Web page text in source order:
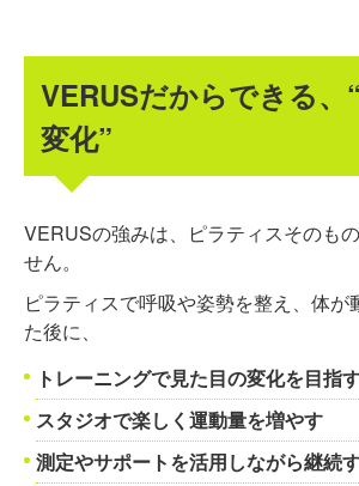
VERUSだからできる、
変化”
VERUSの強みは、ピラティスそのも
せん。
ピラティスで呼吸や姿勢を整え、体が
た後に、
トレーニングで見た目の変化を目指
スタジオで楽しく運動量を増やす
測定やサポートを活用しながら継続